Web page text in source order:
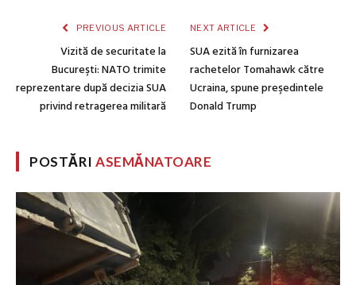
PREVIOUS ARTICLE
Vizită de securitate la
Bucureşti: NATO trimite
reprezentare după decizia SUA
privind retragerea militară
NEXT ARTICLE
SUA ezită în furnizarea
rachetelor Tomahawk către
Ucraina, spune preşedintele
Donald Trump
POSTĂRIASEMĂNATOARE